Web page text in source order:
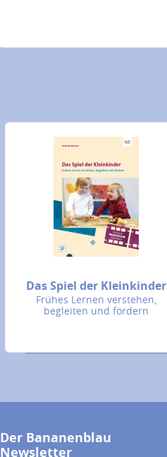
Das Spiel der Kleinkinder
Frühes Lernen verstehen,
begleiten und fördern
Der Bananenblau
Newsletter